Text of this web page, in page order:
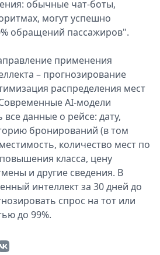
обычные чат-боты,
могут успешно
обращений пассажиров".
применения
– прогнозирование
распределения мест
AI-модели
данные о рейсе: дату,
бронирований (в том
количество мест по
класса, цену
и другие сведения. В
интеллект за 30 дней до
спрос на тот или
до 99%.